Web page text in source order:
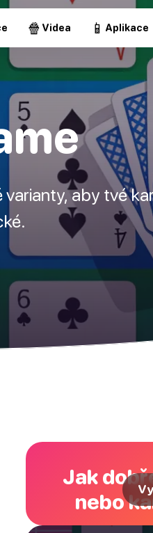
🍿 Videa 📱 Aplikace
aby tvé
Jak
nebo